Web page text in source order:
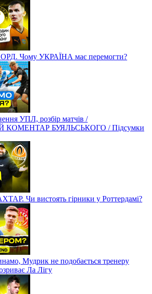
Чому УКРАЇНА має перемогти?
УПЛ, розбір матчів /
БУЯЛЬСЬКОГО / Підсумки
Чи вистоять гірники у Роттердамі?
Мудрик не подобається тренеру
Ла Лігу